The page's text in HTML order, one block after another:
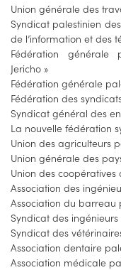
Union générale des
Syndicat palestinien
de l’information et des
Fédération générale
Jericho »
Fédération générale
Fédération des
Syndicat général des
La nouvelle fédération
Union des agriculteurs
Union générale des
Union des coopératives
Association des
Association du barreau
Syndicat des
Syndicat des
Association dentaire
Association médicale